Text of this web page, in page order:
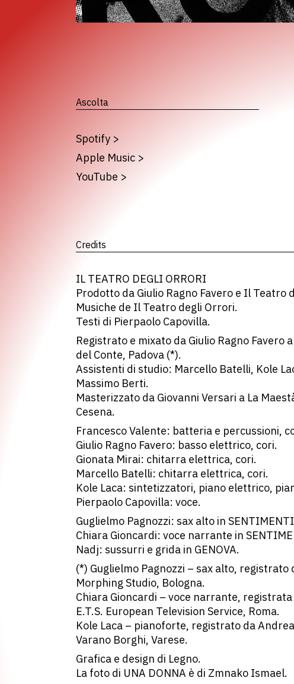
Ascolta
Spotify >
Apple Music >
YouTube >
Credits
IL TEATRO DEGLI ORRORI
Prodotto da Giulio Ragno Favero e Il Teatro
Musiche de Il Teatro degli Orrori.
Testi di Pierpaolo Capovilla.
Registrato e mixato da Giulio Ragno Favero
del Conte, Padova (*).
Assistenti di studio: Marcello Batelli, Kole
Massimo Berti.
Masterizzato da Giovanni Versari a La
Cesena.
Francesco Valente: batteria e percussioni,
Giulio Ragno Favero: basso elettrico, cori.
Gionata Mirai: chitarra elettrica, cori.
Marcello Batelli: chitarra elettrica, cori.
Kole Laca: sintetizzatori, piano elettrico,
Pierpaolo Capovilla: voce.
Guglielmo Pagnozzi: sax alto in
Chiara Gioncardi: voce narrante in
Nadj: sussurri e grida in GENOVA.
(*) Guglielmo Pagnozzi – sax alto, registrato
Morphing Studio, Bologna.
Chiara Gioncardi – voce narrante,
E.T.S. European Television Service, Roma.
Kole Laca – pianoforte, registrato da
Varano Borghi, Varese.
Grafica e design di Legno.
La foto di UNA DONNA è di Zmnako Ismael.